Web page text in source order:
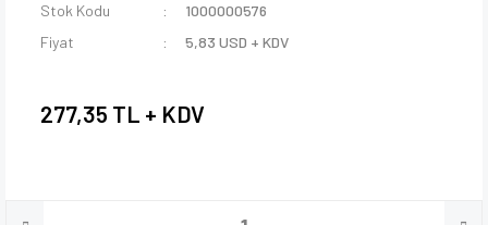
Stok Kodu
1000000576
Fiyat
5,83 USD + KDV
277,35 TL + KDV